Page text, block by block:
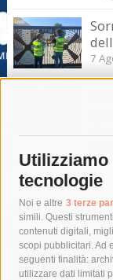
tecnologie
Noi e altre 3 terze
simili. Questi
contenuti digitali,
scopi pubblicitari. Ad
seguenti finalità:
utilizzare dati limitati
7
Tag
acqua allerta
area marina